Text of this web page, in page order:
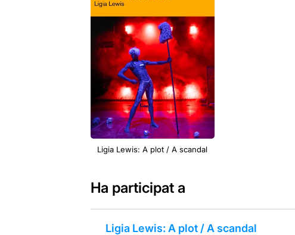
Ligia Lewis: A plot / A scandal
Ha participat a
Ligia Lewis: A plot / A scandal